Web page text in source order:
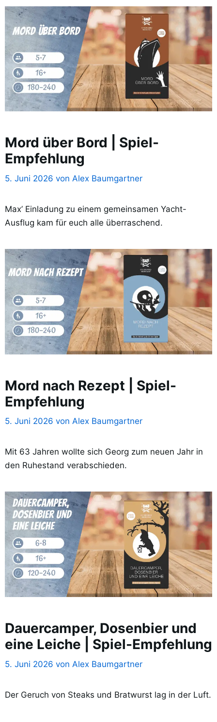
Mord über Bord | Spiel-
Empfehlung
5. Juni 2026 von Alex Baumgartner
Max’ Einladung zu einem gemeinsamen Yacht-
Ausflug kam für euch alle überraschend.
Mord nach Rezept | Spiel-
Empfehlung
5. Juni 2026 von Alex Baumgartner
Mit 63 Jahren wollte sich Georg zum neuen Jahr in
den Ruhestand verabschieden.
Dauercamper, Dosenbier und
eine Leiche | Spiel-Empfehlung
5. Juni 2026 von Alex Baumgartner
Der Geruch von Steaks und Bratwurst lag in der Luft.